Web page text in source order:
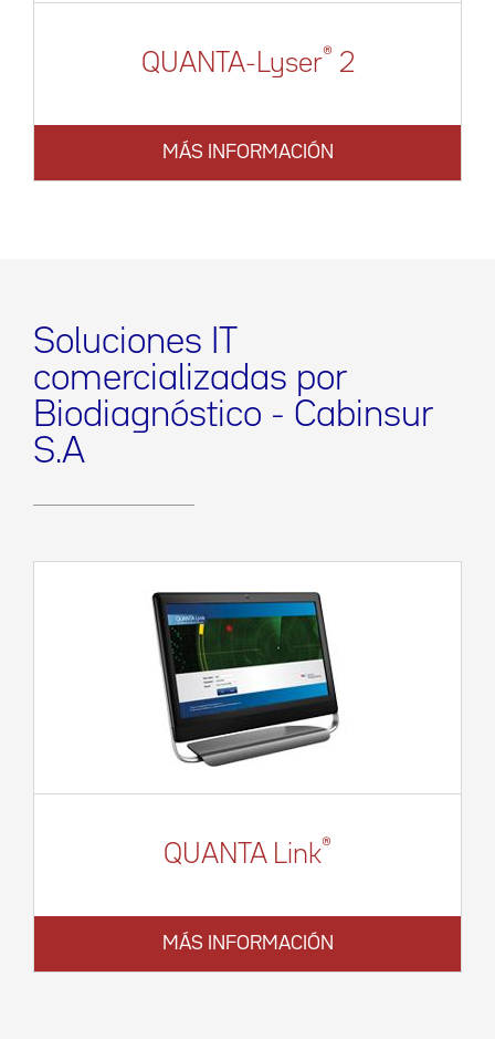
QUANTA-Lyser® 2
MÁS INFORMACIÓN
Soluciones IT
comercializadas por
Biodiagnóstico - Cabinsur
S.A
QUANTA Link®
MÁS INFORMACIÓN